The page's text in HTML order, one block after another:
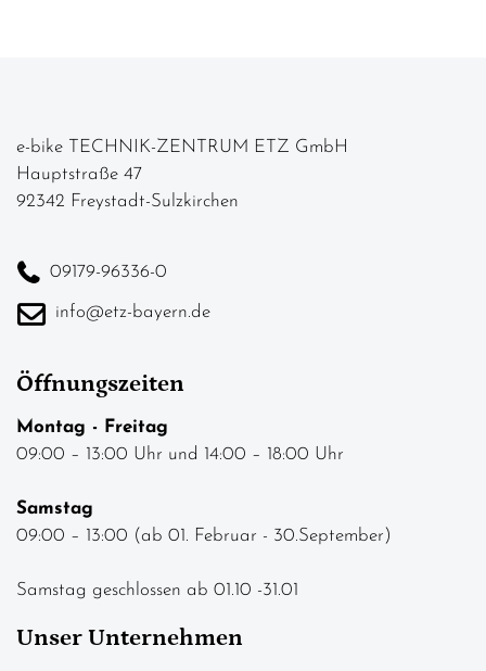
e-bike TECHNIK-ZENTRUM ETZ GmbH
Hauptstraße 47
92342 Freystadt-Sulzkirchen
09179-96336-0
info@etz-bayern.de
Öffnungszeiten
Montag - Freitag
09:00 – 13:00 Uhr und 14:00 – 18:00 Uhr
Samstag
09:00 – 13:00 (ab 01. Februar - 30.September)
Samstag geschlossen ab 01.10 -31.01
Unser Unternehmen